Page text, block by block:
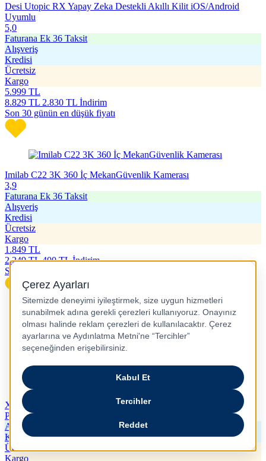
Desi Utopic RX Yapay Zeka Destekli Akıllı Kilit iOS/Android
Uyumlu
5,0
Faturana Ek 36 Taksit
Alışveriş
Kredisi
Ücretsiz
Kargo
5.999 TL
8.829 TL 2.830 TL İndirim
Son 30 günün en düşük fiyatı
Imilab C22 3K 360 İç MekanGüvenlik Kamerası
3,9
Faturana Ek 36 Taksit
Alışveriş
Kredisi
Ücretsiz
Kargo
1.849 TL
2.249TL400 TL İndirim
Son 30 günün en düşük fiyatı
Xenon Smart Ev Kamerası 3lü Set 2304p Mobil Kontrol Sesli 360
Ptz Gece Görüş İç Mekan Kamera
Alışveriş
Kredisi
Ücretsiz
Kargo